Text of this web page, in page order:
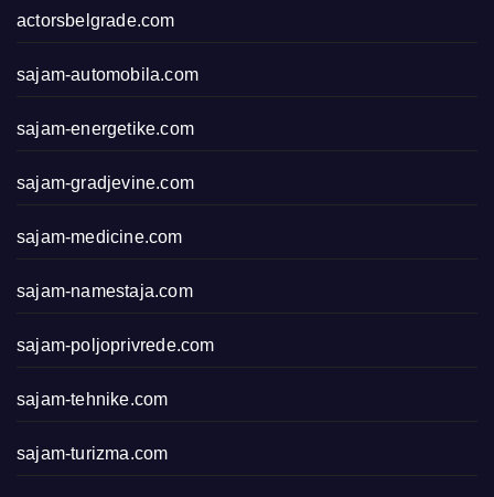
actorsbelgrade.com
sajam-automobila.com
sajam-energetike.com
sajam-gradjevine.com
sajam-medicine.com
sajam-namestaja.com
sajam-poljoprivrede.com
sajam-tehnike.com
sajam-turizma.com